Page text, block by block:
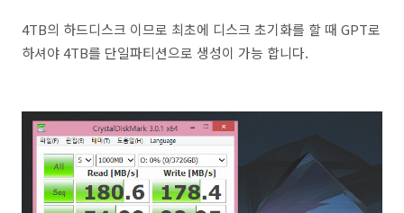
4TB의 하드디스크 이므로 최초에 디스크 초기화를 할 때 GPT로
하셔야 4TB를 단일파티션으로 생성이 가능 합니다.